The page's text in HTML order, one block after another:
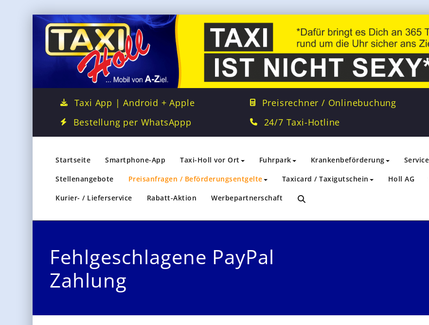
Taxi App | Android + Apple
Bestellung per WhatsAppp
Preisrechner / Onlinebuchung
24/7 Taxi-Hotline
Startseite Smartphone-App Taxi-Holl vor Ort Fuhrpark Krankenbeförderung
Stellenangebote Preisanfragen / Beförderungsentgelte Taxicard / Taxigutschein Holl AG
Kurier- / Lieferservice Rabatt-Aktion Werbepartnerschaft
Fehlgeschlagene PayPal
Zahlung